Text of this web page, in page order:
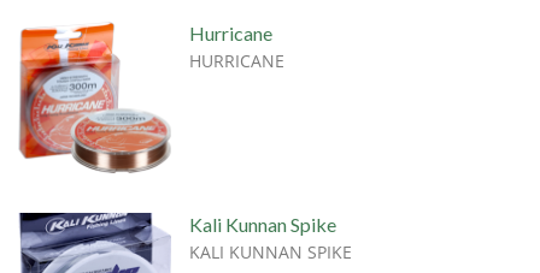
Hurricane
HURRICANE
Kali Kunnan Spike
KALI KUNNAN SPIKE